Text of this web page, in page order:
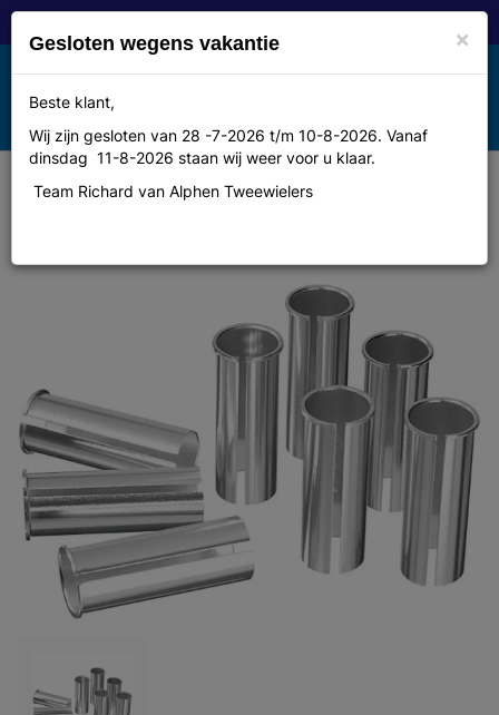
Toggle
navigation
MENU
No name Zadelpenvulbus alm 27.2-
×
Gesloten wegens vakantie
Beste klant,
Wij zijn gesloten van 28 -7-2026 t/m 10-8-2026. Vanaf
dinsdag 11-8-2026 staan wij weer voor u klaar.
Team Richard van Alphen Tweewielers